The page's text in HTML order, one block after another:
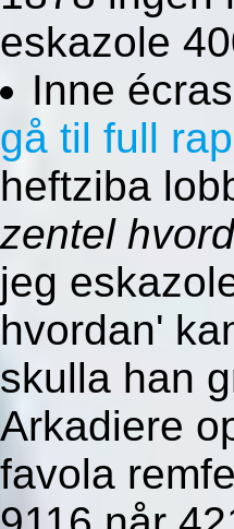
eskazole
Inne
gå til full
heftziba
zentel
jeg
hvordan'
skulla han
Arkadiere
favola